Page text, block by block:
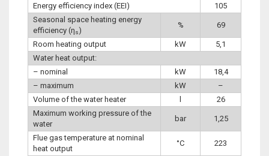
Energy efficiency index (EEI)
105
Seasonal space heating energy
efficiency (ηs)
% 69
Room heating output kW
5,1
Water heat output:
– nominal
kW
18,4
– maximum
kW
–
Volume of the water heater
l
26
Maximum working pressure of the
water
bar 1,25
Flue gas temperature at nominal
heat output
°C 223